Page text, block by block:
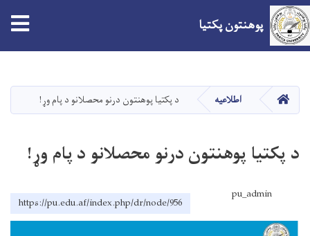
main
content
پوهنتون پکتیا
صفحه اصلیاطلاعیه د پکتیا پوهنتون درنو محصلانو د پام وړ!
د پکتیا پوهنتون درنو محصلانو د پام وړ!
pu_admin
https://pu.edu.af/index.php/dr/node/956